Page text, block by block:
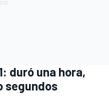
duró una hora,
segundos